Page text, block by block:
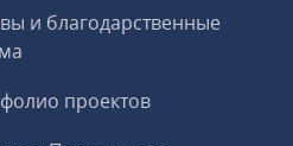
и благодарственные
проектов